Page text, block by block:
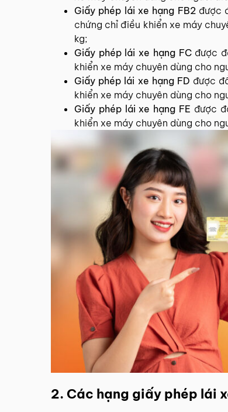
Giấy phép lái xe hạng FB2được
chứng chỉ điều khiển xe máy
kg;
Giấy phép lái xe hạng FC được
khiển xe máy chuyên dùng cho
Giấy phép lái xe hạng FD được
khiển xe máy chuyên dùng cho
Giấy phép lái xe hạng FE được
khiển xe máy chuyên dùng cho
2. Các hạng giấy phép lái